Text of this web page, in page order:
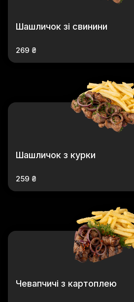
Шашличок зі свинини
269 ₴
Шашличок з курки
259 ₴
Чевапчичі з картоплею